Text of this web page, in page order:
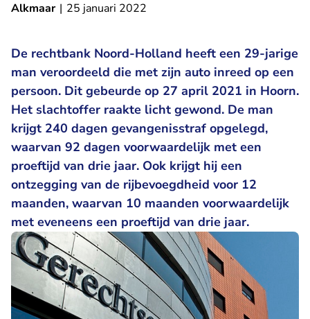
Alkmaar | 25 januari 2022
De rechtbank Noord-Holland heeft een 29-jarige
man veroordeeld die met zijn auto inreed op een
persoon. Dit gebeurde op 27 april 2021 in Hoorn.
Het slachtoffer raakte licht gewond. De man
krijgt 240 dagen gevangenisstraf opgelegd,
waarvan 92 dagen voorwaardelijk met een
proeftijd van drie jaar. Ook krijgt hij een
ontzegging van de rijbevoegdheid voor 12
maanden, waarvan 10 maanden voorwaardelijk
met eveneens een proeftijd van drie jaar.